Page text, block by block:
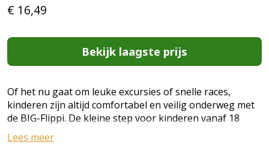
€ 16,49
Bekijk laagste prijs
Of het nu gaat om leuke excursies of snelle races,
kinderen zijn altijd comfortabel en veilig onderweg met
de BIG-Flippi. De kleine step voor kinderen vanaf 18
maanden overtuigt door zijn moderne, kleurrijke design
en robuuste constructie. Het gripstuur en een
Lees meer